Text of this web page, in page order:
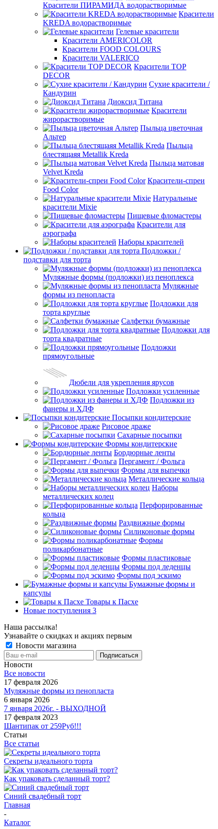
Красители ПИРАМИДА водорастворимые
Красители
KREDA водорастворимые
Гелевые красители
Красители AMERICOLOR
Красители FOOD COLOURS
Красители VALERICO
Красители TOP
DECOR
Сухие красители /
Кандурин
Диоксид Титана
Красители
жирорастворимые
Пыльца цветочная
Альтер
Пыльца
блестящаяя Metallik Kreda
Пыльца матовая
Velvet Kreda
Красители-спреи
Food Color
Натуральные
красители Mixie
Пищевые фломастеры
Красители для
аэрографа
Наборы красителей
Подложки /
подставки для торта
Муляжные формы (подложки) из пеноплекса
Муляжные
формы из пенопласта
Подложки для
торта круглые
Салфетки бумажные
Подложки для
торта квадратные
Подложки
прямоугольные
Дюбели для укрепления ярусов
Подложки усиленные
Подложки из
фанеры и ХДФ
Посыпки кондитерские
Рисовое драже
Сахарные посыпки
Формы кондитерские
Бордюрные ленты
Пергамент / Фольга
Формы для выпечки
Металлические кольца
Наборы
металлических колец
Перфорированные
кольца
Раздвижные формы
Силиконовые формы
Формы
поликарбонатные
Формы пластиковые
Формы под леденцы
Формы под эскимо
Бумажные формы и
капсулы
Товары к Пасхе
Новые поступления 3
Наша рассылка!
Узнавайте о скидках и акциях первым
Новости магазина
Новости
Все новости
17 февраля 2026
Муляжные формы из пенопласта
6 января 2026
7 января 2026г. - ВЫХОДНОЙ
17 февраля 2023
Шантипак от 259Руб!!!
Статьи
Все статьи
Секреты идеального торта
Как упаковать сделанный торт?
Синий свадебный торт
Главная
-
Каталог